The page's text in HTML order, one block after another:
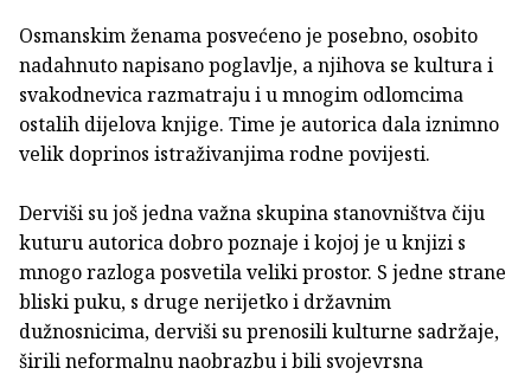
Osmanskim ženama posvećeno je posebno, osobito
nadahnuto napisano poglavlje, a njihova se kultura i
svakodnevica razmatraju i u mnogim odlomcima
ostalih dijelova knjige. Time je autorica dala iznimno
velik doprinos istraživanjima rodne povijesti.
Derviši su još jedna važna skupina stanovništva čiju
kuturu autorica dobro poznaje i kojoj je u knjizi s
mnogo razloga posvetila veliki prostor. S jedne strane
bliski puku, s druge nerijetko i državnim
dužnosnicima, derviši su prenosili kulturne sadržaje,
širili neformalnu naobrazbu i bili svojevrsna